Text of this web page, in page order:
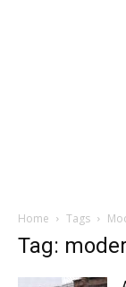
Home Tags
Tag: